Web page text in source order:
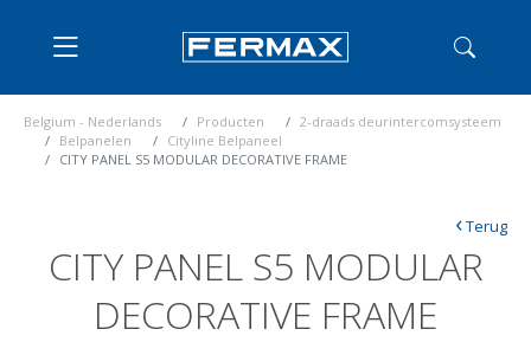
Belgium - Nederlands Producten
2-draads deurintercomsysteem
Belpanelen
Cityline Belpaneel
CITY PANEL S5 MODULAR DECORATIVE FRAME
CITY PANEL S5 MODULAR
DECORATIVE FRAME
‹Terug